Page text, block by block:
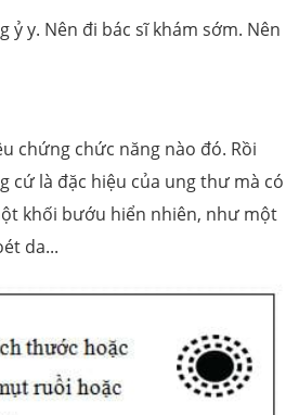
y. Nên đi bác sĩ khám sớm. Nên
chứng chức năng nào đó. Rồi
cứ là đặc hiệu của ung thư mà có
khối bướu hiển nhiên, như một
da...